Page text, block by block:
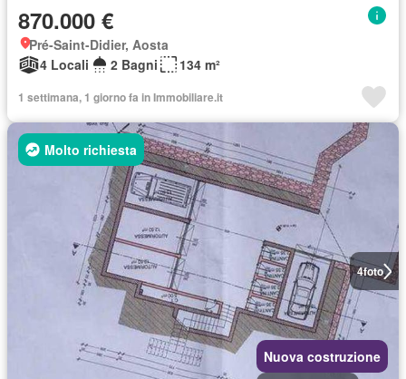
870.000 €
Pré-Saint-Didier, Aosta
4 Locali
2 Bagni 134 m²
1 settimana, 1 giorno fa in Immobiliare.it
4foto
Molto richiesta
Nuova costruzione